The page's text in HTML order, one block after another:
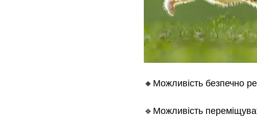
🔸Можливість безпечно
🔹Можливість